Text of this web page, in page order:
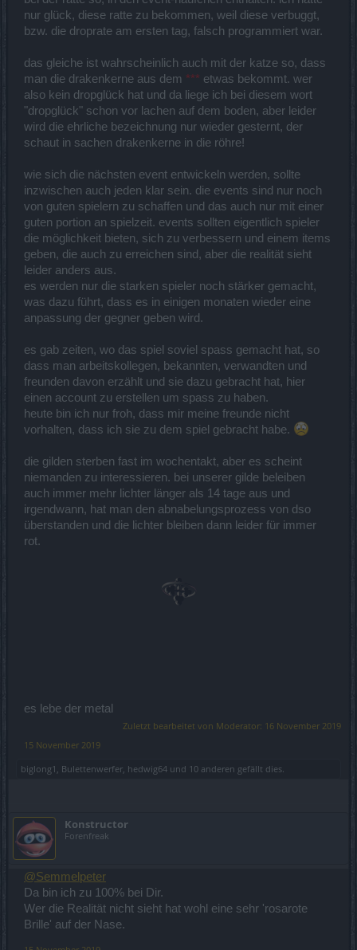
nur glück, diese ratte zu bekommen, weil diese verbuggt,
bzw. die droprate am ersten tag, falsch programmiert war.
das gleiche ist wahrscheinlich auch mit der katze so, dass
man die drakenkerne aus dem *** etwas bekommt. wer
also kein dropglück hat und da liege ich bei diesem wort
"dropglück" schon vor lachen auf dem boden, aber leider
wird die ehrliche bezeichnung nur wieder gesternt, der
schaut in sachen drakenkerne in die röhre!
wie sich die nächsten event entwickeln werden, sollte
inzwischen auch jeden klar sein. die events sind nur noch
von guten spielern zu schaffen und das auch nur mit einer
guten portion an spielzeit. events sollten eigentlich spieler
die möglichkeit bieten, sich zu verbessern und einem items
geben, die auch zu erreichen sind, aber die realität sieht
leider anders aus.
es werden nur die starken spieler noch stärker gemacht,
was dazu führt, dass es in einigen monaten wieder eine
anpassung der gegner geben wird.
es gab zeiten, wo das spiel soviel spass gemacht hat, so
dass man arbeitskollegen, bekannten, verwandten und
freunden davon erzählt und sie dazu gebracht hat, hier
einen account zu erstellen um spass zu haben.
heute bin ich nur froh, dass mir meine freunde nicht
vorhalten, dass ich sie zu dem spiel gebracht habe.
die gilden sterben fast im wochentakt, aber es scheint
niemanden zu interessieren. bei unserer gilde beleiben
auch immer mehr lichter länger als 14 tage aus und
irgendwann, hat man den abnabelungsprozess von dso
überstanden und die lichter bleiben dann leider für immer
rot.
es lebe der metal
Zuletzt bearbeitet von Moderator: 16 November 2019
15 November 2019
biglong1 , Bulettenwerfer, hedwig64 und 10 anderen gefällt dies.
Konstructor
Forenfreak
@Semmelpeter
Da bin ich zu 100% bei Dir.
Wer die Realität nicht sieht hat wohl eine sehr 'rosarote
Brille' auf der Nase.